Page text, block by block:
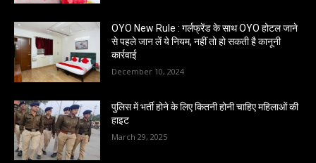
OYO New Rule : गर्लफ्रेंड के साथ OYO होटल जाने
से पहले जान लें ये नियम, नहीं तो हो सकती है कानूनी
कार्रवाई
December 10, 2024
पुलिस में भर्ती होने के लिए कितनी होनी चाहिए महिलाओं की
हाइट
March 29, 2025